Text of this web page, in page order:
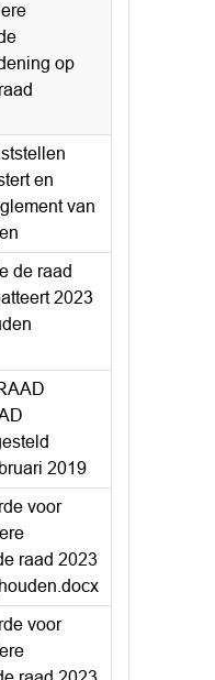
op
en
van
de raad
2023
2019
voor
raad 2023
voor